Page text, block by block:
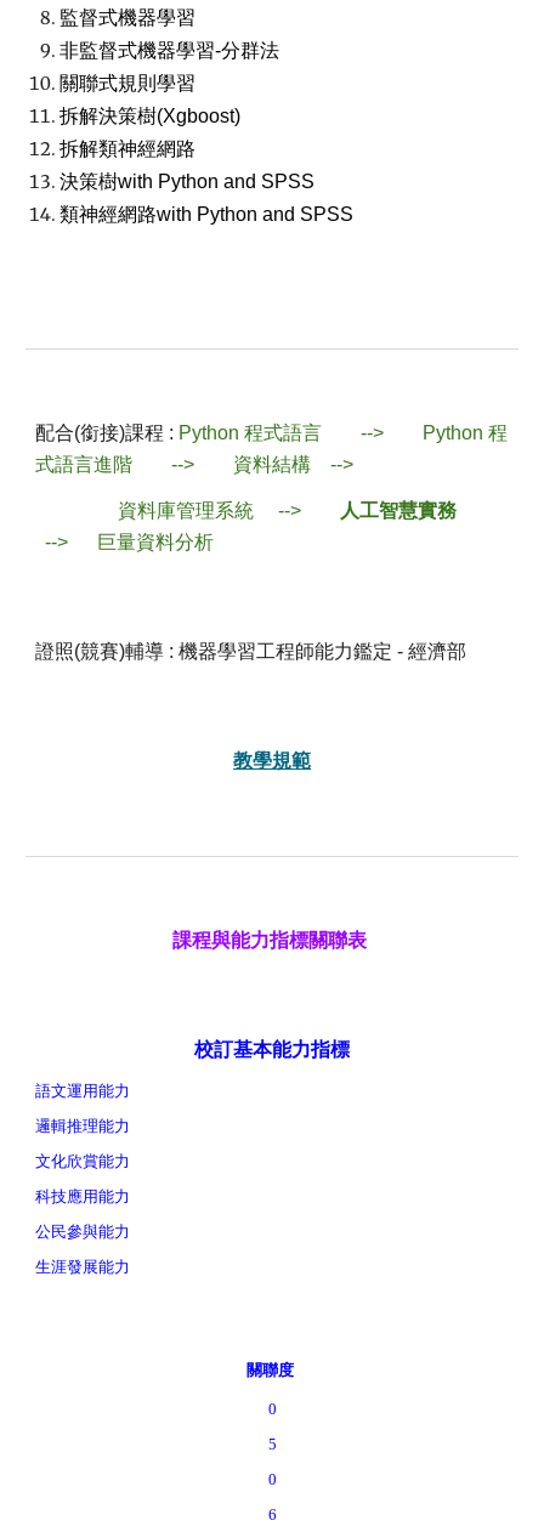
監督式機器學習
非監督式機器學習-分群法
關聯式規則學習
拆解決策樹(Xgboost)
拆解類神經網路
決策樹with Python and SPSS
類神經網路with Python and SPSS
配合(銜接)課程 : Python 程式語言 --> Python 程
式語言進階 --> 資料結構 -->
資料庫管理系統 -->
人工智慧實務
--> 巨量資料分析
證照(競賽)輔導 :機器學習工程師能力鑑定 - 經濟部
教學規範
課程與能力指標關聯表
校訂基本能力指標
語文運用能力
邏輯推理能力
文化欣賞能力
科技應用能力
公民參與能力
生涯發展能力
關聯度
0
5
0
6